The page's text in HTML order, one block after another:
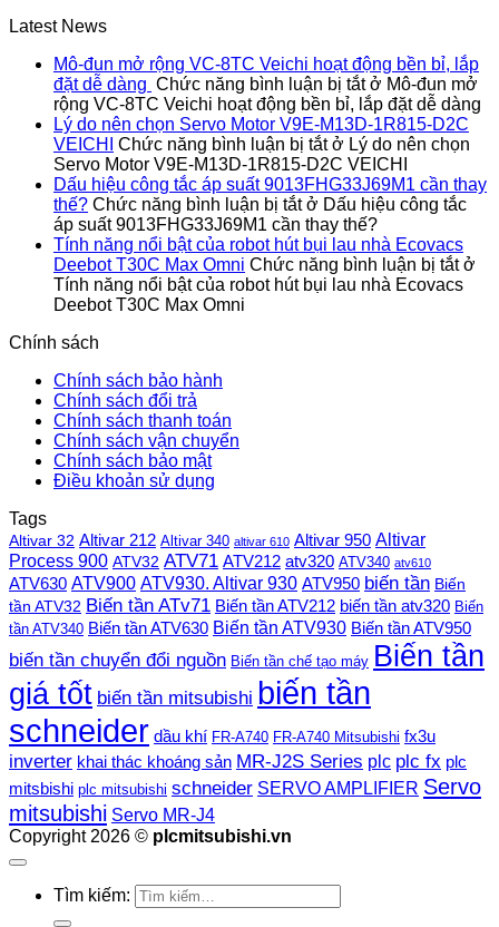
Latest News
Mô-đun mở rộng VC-8TC Veichi hoạt động bền bỉ, lắp
đặt dễ dàng Chức năng bình luận bị tắtở Mô-đun mở
rộng VC-8TC Veichi hoạt động bền bỉ, lắp đặt dễ dàng
Lý do nên chọn Servo Motor V9E-M13D-1R815-D2C
VEICHI
Chức năng bình luận bị tắtở Lý do nên chọn
Servo Motor V9E-M13D-1R815-D2C VEICHI
Dấu hiệu công tắc áp suất 9013FHG33J69M1 cần thay
thế? Chức năng bình luận bị tắtở Dấu hiệu công tắc
áp suất 9013FHG33J69M1 cần thay thế?
Tính năng nổi bật của robot hút bụi lau nhà Ecovacs
Deebot T30C Max Omni Chức năng bình luận bị tắtở
Tính năng nổi bật của robot hút bụi lau nhà Ecovacs
Deebot T30C Max Omni
Chính sách
Chính sách bảo hành
Chính sách đổi trả
Chính sách thanh toán
Chính sách vận chuyển
Chính sách bảo mật
Điều khoản sử dụng
Tags
Altivar 32 Altivar 212 Altivar 340 altivar 610 Altivar 950 Altivar
Process 900 ATV32 ATV71 ATV212 atv320 ATV340 atv610
ATV630 ATV900 ATV930. Altivar 930 ATV950 biến tần Biến
tần ATV32 Biến tần ATv71 Biến tần ATV212 biến tần atv320 Biến
tần ATV340 Biến tần ATV630 Biến tần ATV930 Biến tần ATV950
biến tần chuyển đổi nguồn Biến tần chế tạo máy Biến tần
giá tốt biến tần mitsubishi biến tần
schneider dầu khí FR-A740 FR-A740 Mitsubishi fx3u
inverter khai thác khoáng sản MR-J2S Series plc plc fx plc
mitsbishi plc mitsubishi schneider SERVO AMPLIFIER Servo
mitsubishi Servo MR-J4
Copyright 2026 © plcmitsubishi.vn
Tìm kiếm: